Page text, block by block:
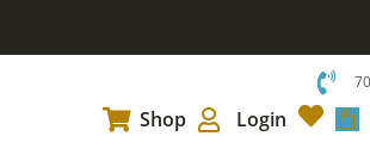
Shop Login